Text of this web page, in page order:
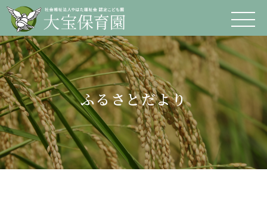
ふるさとだより